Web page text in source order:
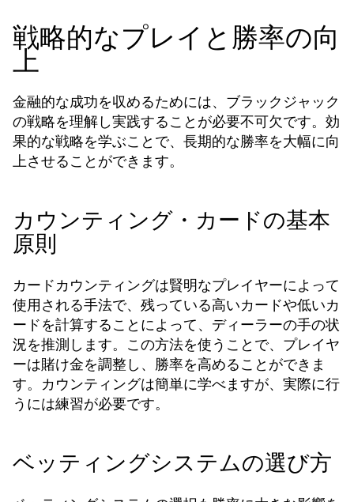
戦略的なプレイと勝率の向
上
金融的な成功を収めるためには、ブラックジャック
の戦略を理解し実践することが必要不可欠です。効
果的な戦略を学ぶことで、長期的な勝率を大幅に向
上させることができます。
カウンティング・カードの基本
原則
カードカウンティングは賢明なプレイヤーによって
使用される手法で、残っている高いカードや低いカ
ードを計算することによって、ディーラーの手の状
況を推測します。この方法を使うことで、プレイヤ
ーは賭け金を調整し、勝率を高めることができま
す。カウンティングは簡単に学べますが、実際に行
うには練習が必要です。
ベッティングシステムの選び方